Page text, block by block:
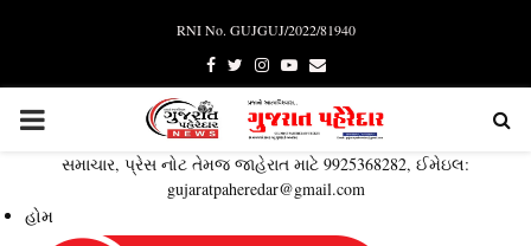
RNI No. GUJGUJ/2022/81940
Facebook
TwitterInstagram
YoutubeEmail
PRIMARY
MENU
સમાચાર, પ્રેસ નોટ તેમજ જાહેરાત માટે 9925368282, ઈમેઇલ:
gujaratpaheredar@gmail.com
હોમ